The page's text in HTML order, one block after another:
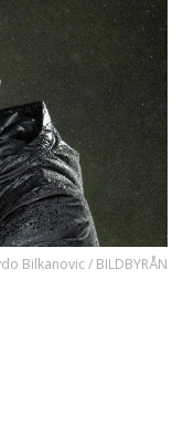
Bilkanovic / BILDBYRÅN